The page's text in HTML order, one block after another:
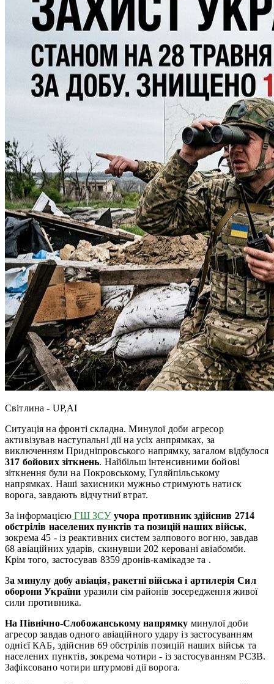
Світлина - UP,AI
Ситуація на фронті складна. Минулої доби агресор
активізував наступальні дії на усіх анпрямках, за
виключенням Придніпровського напрямку, загалом відбулося
317 бойових зіткнень. Найбільш інтенсивними бойові
зіткнення були на Покровському, Гуляйпільському
напрямках. Наші захисники мужньо стримують натиск
ворога, завдають відчутниї втрат.
За інформацією ГШ ЗСУ учора противник здійснив 2714
обстрілів населених пунктів та позицій наших військ,
зокрема 45 - із реактивних систем залпового вогню, завдав
68 авіаційних ударів, скинувши 202 керовані авіабомби.
Крім того, застосував 8359 дронів-камікадзе та .
За минулу добу авіація, ракетні війська і артилерія Сил
оборони України уразили сім районів зосередження живої
сили противника.
На Північно-Слобожанському напрямку минулої доби
агресор завдав одного авіаційного удару із застосуванням
однієї КАБ, здійснив 69 обстрілів позицій наших військ та
населених пунктів, зокрема чотири - із застосуванням РСЗВ.
Зафіксовано чотири штурмові дії ворога.